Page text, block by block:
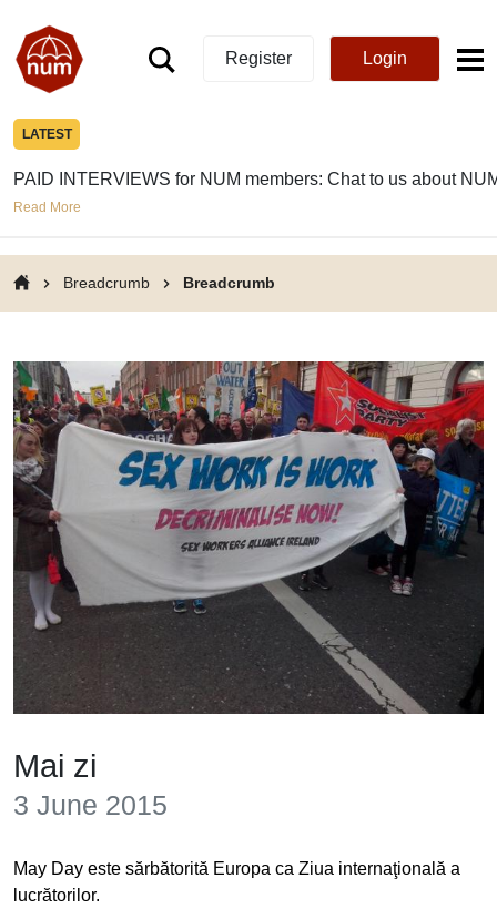
Register Login
LATEST
PAID INTERVIEWS for NUM members: Chat to us about
Read More
Breadcrumb Breadcrumb
Mai zi
3 June 2015
May Day este sărbătorită Europa ca Ziua internaţională a
lucrătorilor.